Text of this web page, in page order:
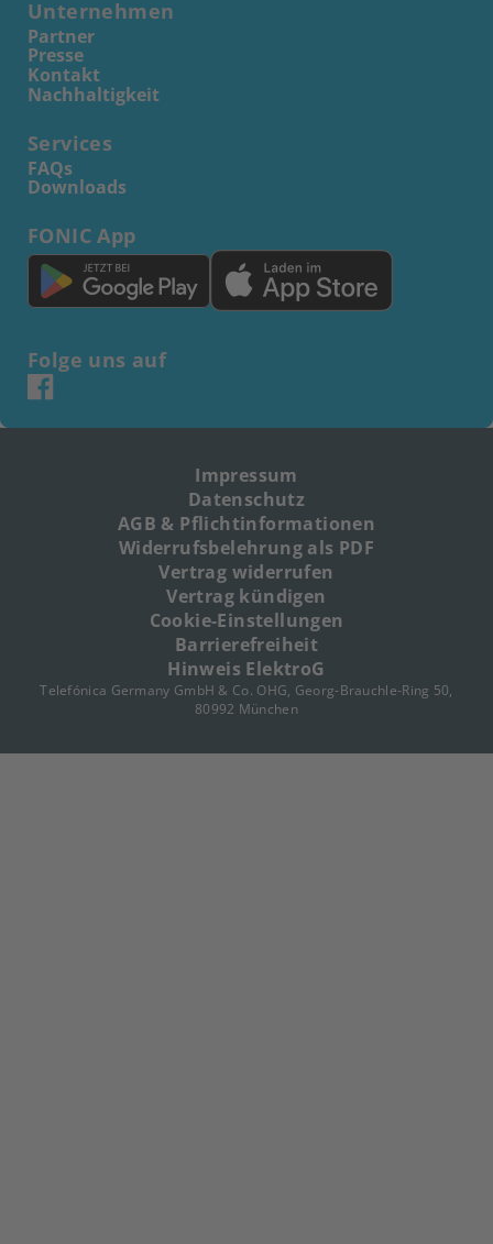
Unternehmen
Partner
Presse
Kontakt
Nachhaltigkeit
Services
FAQs
Downloads
FONIC App
Folge uns auf
Impressum
Datenschutz
AGB & Pflichtinformationen
Widerrufsbelehrung als PDF
Vertrag widerrufen
Vertrag kündigen
Cookie-Einstellungen
Barrierefreiheit
Hinweis ElektroG
Telefónica Germany GmbH & Co. OHG, Georg-Brauchle-Ring 50,
80992 München